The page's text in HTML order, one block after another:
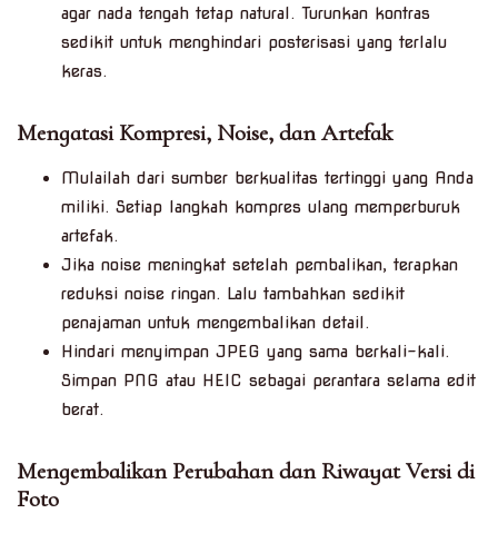
agar nada tengah tetap natural. Turunkan kontras
sedikit untuk menghindari posterisasi yang terlalu
keras.
Mengatasi Kompresi, Noise, dan Artefak
Mulailah dari sumber berkualitas tertinggi yang Anda
miliki. Setiap langkah kompres ulang memperburuk
artefak.
Jika noise meningkat setelah pembalikan, terapkan
reduksi noise ringan. Lalu tambahkan sedikit
penajaman untuk mengembalikan detail.
Hindari menyimpan JPEG yang sama berkali-kali.
Simpan PNG atau HEIC sebagai perantara selama edit
berat.
Mengembalikan Perubahan dan Riwayat Versi di
Foto